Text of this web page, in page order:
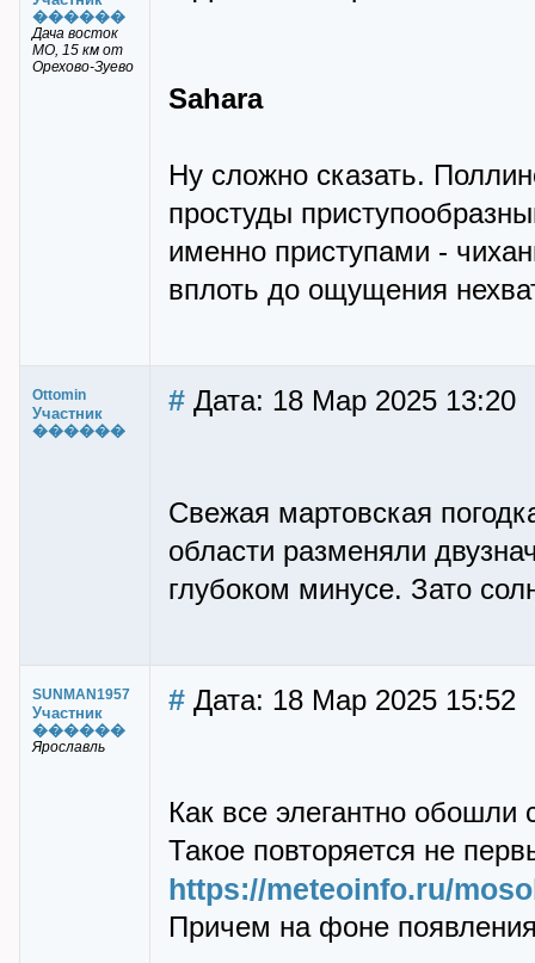
������
Дача восток
МО, 15 км от
Орехово-Зуево
Sahara
Ну сложно сказать.
простуды
именно приступами -
вплоть до ощущения
Ottomin
Участник
������
# Дата: 18 Мар 2025 13:20
Свежая мартовская
области разменяли
глубоком минусе. Зато
SUNMAN1957
Участник
������
Ярославль
# Дата: 18 Мар 2025 15:52
Как все элегантно
Такое повторяется не
https://meteoinfo.ru/
Причем на фоне